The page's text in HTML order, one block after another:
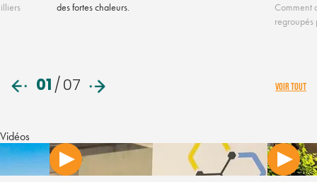
des fortes chaleurs.
Comment
regroupés
01/07 VOIR TOUT
Vidéos